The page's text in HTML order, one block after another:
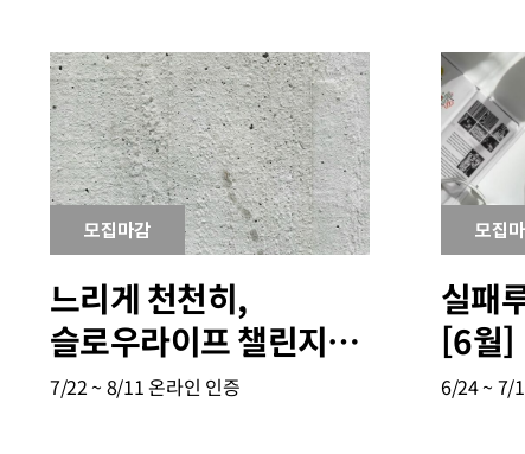
모집마감
느리게 천천히,
슬로우라이프 챌린지
[7월]
7/22 ~ 8/11온라인 인증
모집
실패
[6월]
6/24 ~ 7/